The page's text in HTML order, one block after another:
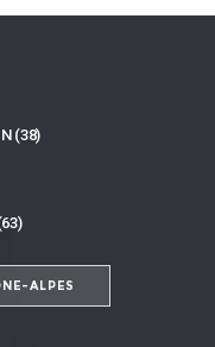
(38)
ALPES